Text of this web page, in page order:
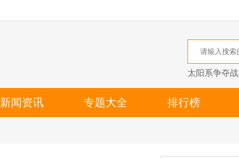
太阳系争夺战
新闻资讯 专题大全 排行榜